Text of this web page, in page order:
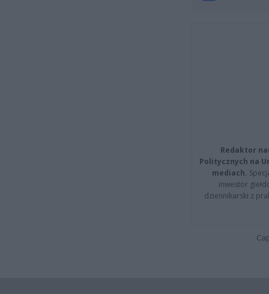
Redaktor
Politycznych na
mediach.
inwestor
dziennikarski z